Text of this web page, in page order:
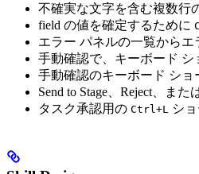
不確実な文字を含む複数行
field の値を確定するために
エラー パネルの一覧から
手動確認で、キーボード シ
手動確認のキーボード ショ
Send to Stage、Reject、ま
タスク承認用の Ctrl+L シ